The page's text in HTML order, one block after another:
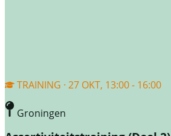
TRAINING · 27 OKT, 13:00 - 16:00
Groningen